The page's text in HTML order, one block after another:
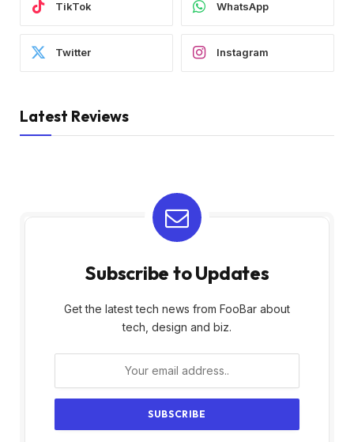
TikTok WhatsApp
Twitter Instagram
Latest Reviews
Subscribe to Updates
Get the latest tech news from FooBar about
tech, design and biz.